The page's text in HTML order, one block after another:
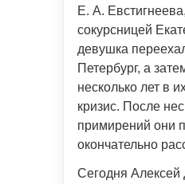
Е. А.
сокурсницей
девушка
Петербург, а
несколько лет в
кризис. После
примирений они
окончательно
Сегодня